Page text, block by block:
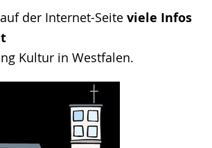
der Internet-Seite viele Infos
Kultur in Westfalen.